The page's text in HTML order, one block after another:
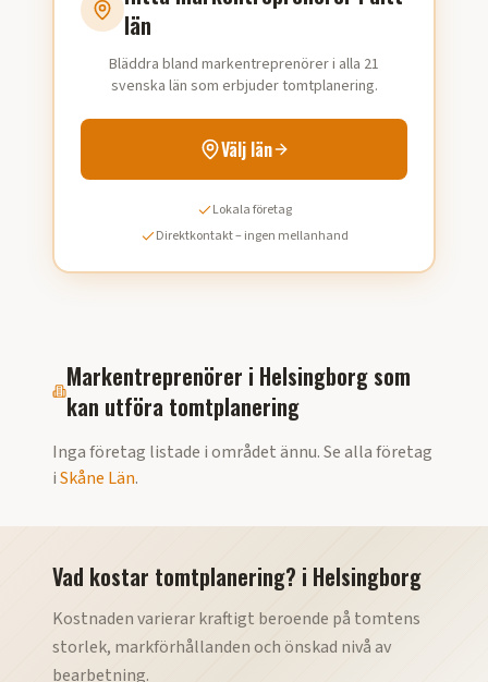
län
Bläddra bland markentreprenörer i alla 21
svenska län som erbjuder tomtplanering.
Välj län
Lokala företag
Direktkontakt – ingen mellanhand
Markentreprenörer i Helsingborgsom
kan utföra tomtplanering
Inga företag listade i området ännu. Se alla företag
iSkåne Län.
Vad kostar tomtplanering? i Helsingborg
Kostnaden varierar kraftigt beroende på tomtens
storlek, markförhållanden och önskad nivå av
bearbetning.